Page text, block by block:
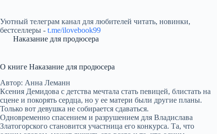
Уютный телеграм канал для любителей читать, новинки,
бестселлеры - t.me/ilovebook99
Наказание для продюсера
О книге Наказание для продюсера
Автор: Анна Леманн
Ксения Демидова с детства мечтала стать певицей, блистать на
сцене и покорять сердца, но у ее матери были другие планы.
Только вот девушка не собирается сдаваться.
Одновременно спасением и разрушением для Владислава
Златогорского становится участница его конкурса. Та, что